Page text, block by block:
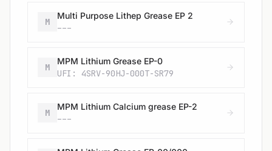
M
Multi Purpose Lithep Grease EP 2
---
M
MPM Lithium Grease EP-0
UFI: 4SRV-90HJ-000T-SR79
M
MPM Lithium Calcium grease EP-2
---